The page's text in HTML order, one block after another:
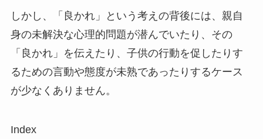
しかし、「良かれ」という考えの背後には、親自
身の未解決な心理的問題が潜んでいたり、その
「良かれ」を伝えたり、子供の行動を促したりす
るための言動や態度が未熟であったりするケース
が少なくありません。
Index